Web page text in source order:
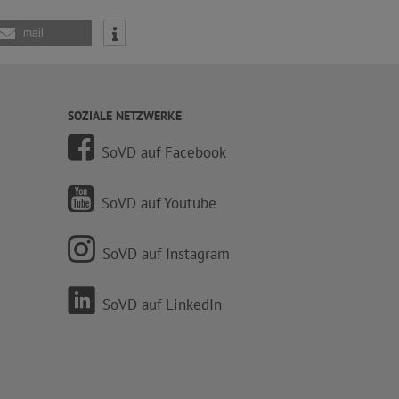
mail
SOZIALE NETZWERKE
SoVD auf Facebook
SoVD auf Youtube
SoVD auf Instagram
SoVD auf LinkedIn